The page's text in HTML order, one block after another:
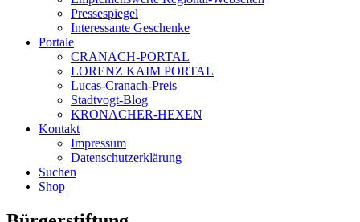
Pressespiegel
Interessante Geschenke
Portale
CRANACH-PORTAL
LORENZ KAIM PORTAL
Lucas-Cranach-Preis
Stadtvogt-Blog
KRONACHER-HEXEN
Kontakt
Impressum
Datenschutzerklärung
Suchen
Shop